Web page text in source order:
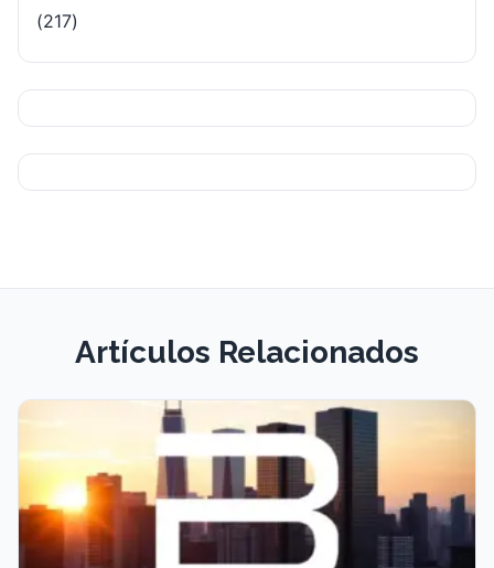
(217)
Artículos Relacionados